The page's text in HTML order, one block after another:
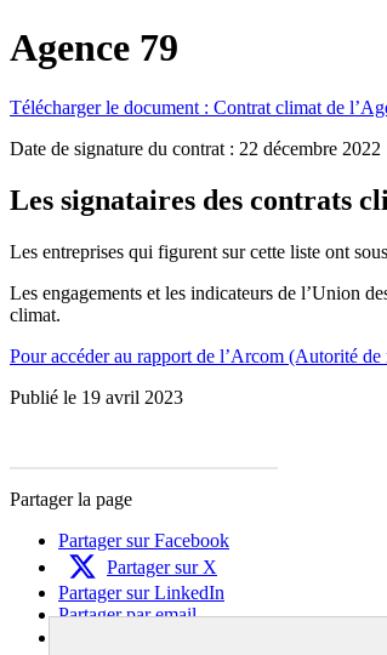
Agence 79
Télécharger le document : Contrat climat de
Date de signature du contrat : 22 décembre 2022
Les signataires des contrats
Les entreprises qui figurent sur cette liste ont
Les engagements et les indicateurs de l’Union
climat.
Pour accéder au rapport de l’Arcom (Autorité
Publié le 19 avril 2023
Partager la page
Partager sur Facebook
Partager sur X
Partager sur LinkedIn
Partager par email